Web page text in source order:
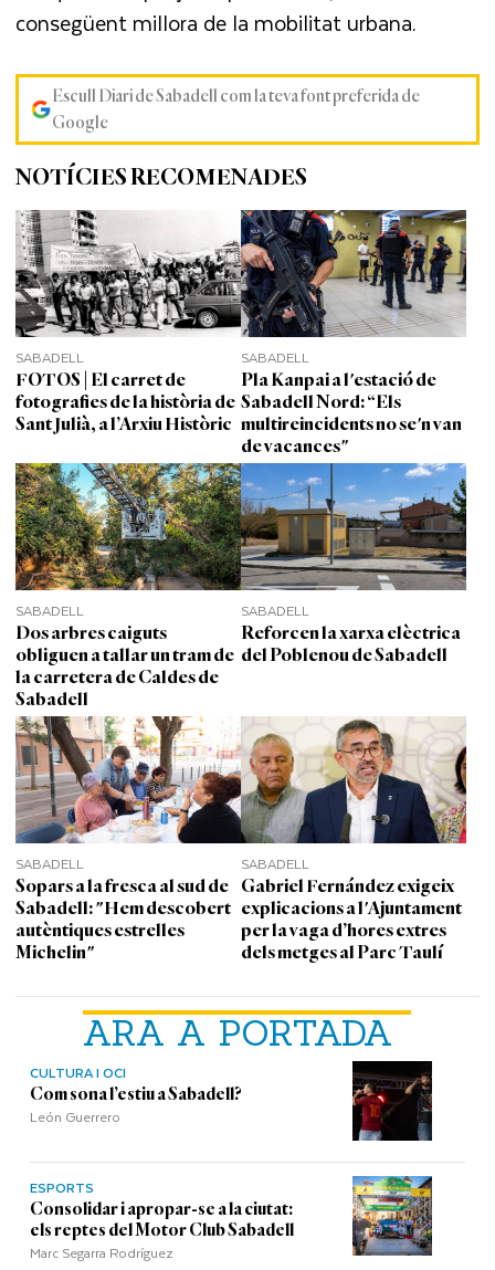
ARA A PORTADA
CULTURA I OCI
Com sona l’estiu a Sabadell?
León Guerrero
ESPORTS
Consolidar i apropar-se a la ciutat:
els reptes del Motor Club Sabadell
Marc Segarra Rodríguez
consegüent millora de la mobilitat urbana.
Escull Diari de Sabadell com la teva font preferida de
Google
NOTÍCIES RECOMENADES
SABADELL
FOTOS | El carret de
fotografies de la història de
Sant Julià, a l’Arxiu Històric
SABADELL
Pla Kanpai a l'estació de
Sabadell Nord: “Els
multireincidents no se'n van
de vacances"
SABADELL
Dos arbres caiguts
obliguen a tallar un tram de
la carretera de Caldes de
Sabadell
SABADELL
Reforcen la xarxa elèctrica
del Poblenou de Sabadell
SABADELL
Sopars a la fresca al sud de
Sabadell: "Hem descobert
autèntiques estrelles
Michelin"
SABADELL
Gabriel Fernández exigeix
explicacions a l'Ajuntament
per la vaga d’hores extres
dels metges al Parc Taulí